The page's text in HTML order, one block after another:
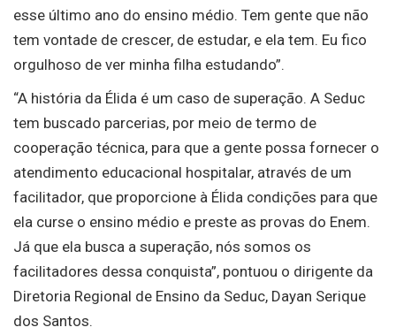
esse último ano do ensino médio. Tem gente que não
tem vontade de crescer, de estudar, e ela tem. Eu fico
orgulhoso de ver minha filha estudando”.
“A história da Élida é um caso de superação. A Seduc
tem buscado parcerias, por meio de termo de
cooperação técnica, para que a gente possa fornecer o
atendimento educacional hospitalar, através de um
facilitador, que proporcione à Élida condições para que
ela curse o ensino médio e preste as provas do Enem.
Já que ela busca a superação, nós somos os
facilitadores dessa conquista”, pontuou o dirigente da
Diretoria Regional de Ensino da Seduc, Dayan Serique
dos Santos.